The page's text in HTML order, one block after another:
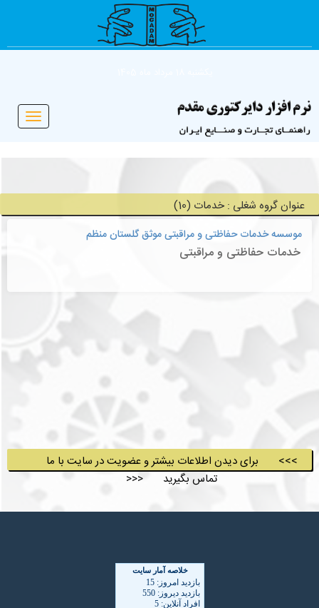
Toggle
عنوان گروه شغلی : خدمات (10)
موسسه خدمات حفاظتی و مراقبتی موثق گلستان منظم
خدمات حفاظتی و مراقبتی
>>> برای دیدن اطلاعات بیشتر و عضویت در سایت با ما
تماس بگیرید <<<